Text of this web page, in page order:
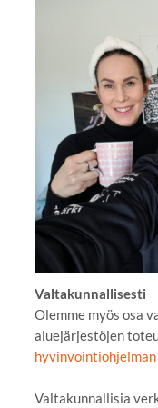
Valtakunnallisesti
Olemme myös osa
aluejärjestöjen
Valtakunnallisia